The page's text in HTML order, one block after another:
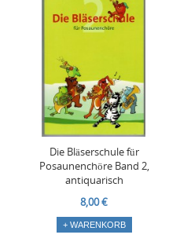
Die Bläserschule für
Posaunenchöre Band 2,
antiquarisch
8,00 €
+ WARENKORB